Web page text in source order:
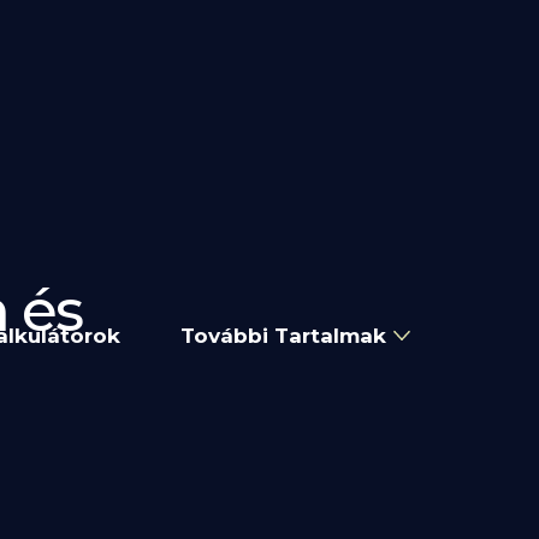
További Tartalmak
és